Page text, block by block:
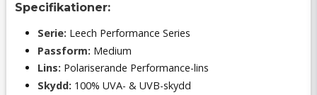
Specifikationer:
Serie: Leech Performance Series
Passform: Medium
Lins: Polariserande Performance-lins
Skydd: 100% UVA- & UVB-skydd